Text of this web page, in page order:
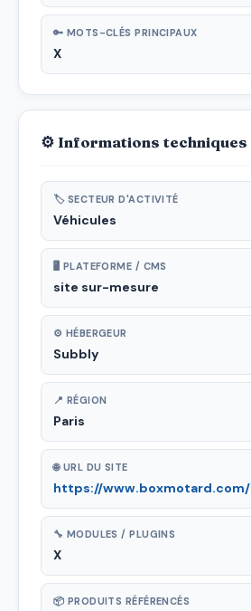
🔑 MOTS-CLÉS PRINCIPAUX
X
⚙ Informations techniques
🏷 SECTEUR D'ACTIVITÉ
Véhicules
🖥 PLATEFORME / CMS
site sur-mesure
⚙ HÉBERGEUR
Subbly
📍 RÉGION
Paris
🌐 URL DU SITE
https://www.boxmotard.com/
🔧 MODULES / PLUGINS
X
📦 PRODUITS RÉFÉRENCÉS